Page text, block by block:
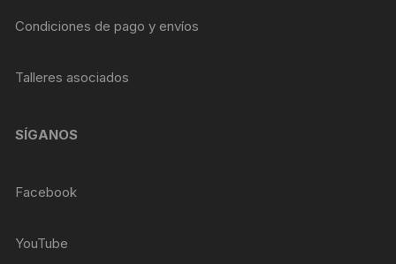
Condiciones de pago y envíos
Talleres asociados
SÍGANOS
Facebook
YouTube